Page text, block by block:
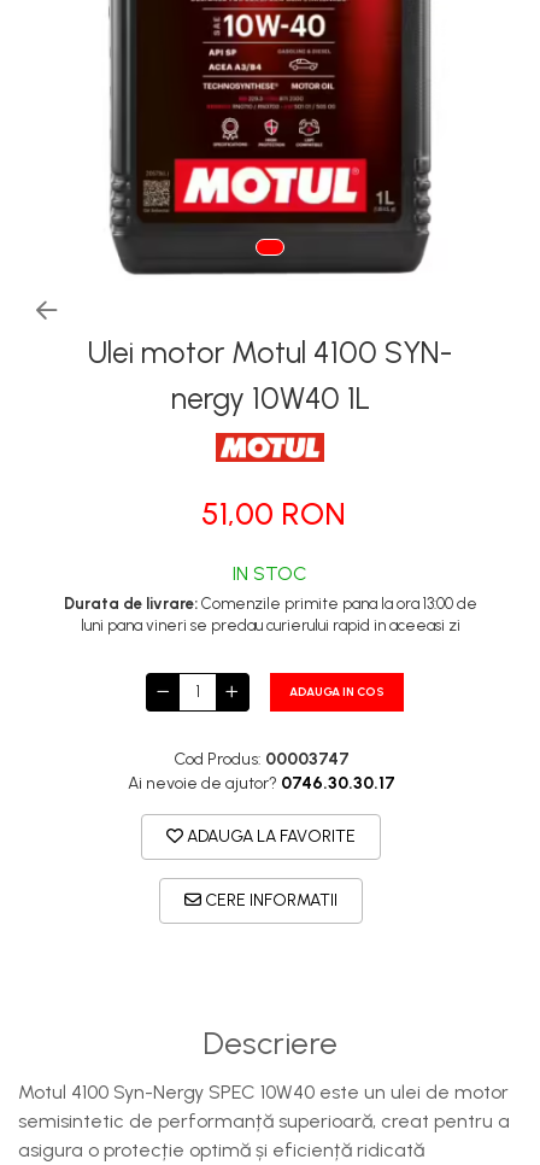
TRATAMENTE HIDROFOBE
PROTECTIE | COATING CERAMIC
POLISH | SLEFUIRE | BURETI
ACCESORII | ECHIPAMENTE |
APARATURAUlei motor Motul 4100 SYN-
nergy 10W40 1L
51,00 RON
IN STOC
Durata de livrare:Comenzile primite pana la ora 13:00 de
luni pana vineri se predau curierului rapid in aceeasi zi
ADAUGA IN COS
Cod Produs: 00003747
Ai nevoie de ajutor? 0746.30.30.17
ADAUGA LA FAVORITE
CERE INFORMATII
Descriere
Motul 4100 Syn-Nergy SPEC 10W40 este un ulei de motor
semisintetic de performanță superioară, creat pentru a
asigura o protecție optimă și eficiență ridicată